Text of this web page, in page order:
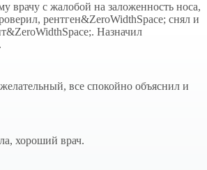
врачу с жалобой на заложенность носа,
рентген&ZeroWidthSpace; снял и
Назначил
все спокойно объяснил и
хороший врач.